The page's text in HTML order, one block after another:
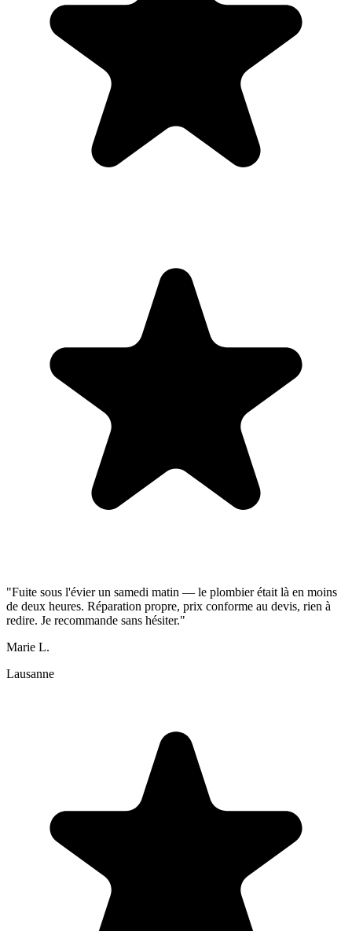
"Fuite sous l'évier un samedi matin — le plombier était là en moins
de deux heures. Réparation propre, prix conforme au devis, rien à
redire. Je recommande sans hésiter."
Marie L.
Lausanne